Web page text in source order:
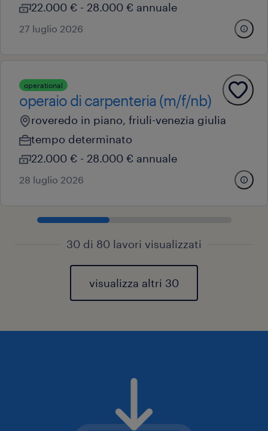
22.000 € - 28.000 € annuale
27 luglio 2026
operational
operaio di carpenteria (m/f/nb)
roveredo in piano, friuli-venezia giulia
tempo determinato
22.000 € - 28.000 € annuale
28 luglio 2026
30 di 80 lavori visualizzati
visualizza altri 30